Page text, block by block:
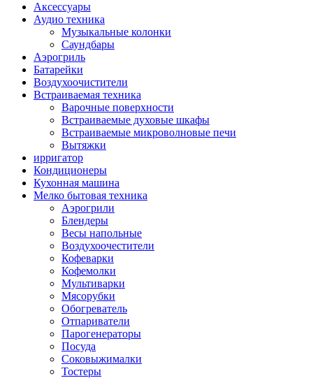
Аксессуары
Аудио техника
Музыкальные колонки
Саундбары
Аэрогриль
Батарейки
Воздухоочистители
Встраиваемая техника
Варочные поверхности
Встраиваемые духовые шкафы
Встраиваемые микроволновые печи
Вытяжки
ирригатор
Кондиционеры
Кухонная машина
Мелко бытовая техника
Аэрогрили
Блендеры
Весы напольные
Воздухоочестители
Кофеварки
Кофемолки
Мультиварки
Мясорубки
Обогреватель
Отпариватели
Парогенераторы
Посуда
Соковыжималки
Тостеры